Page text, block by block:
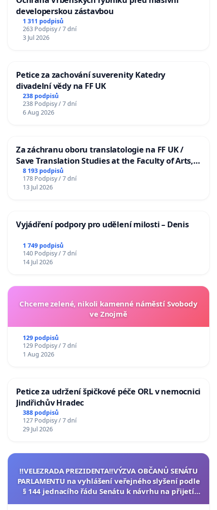
developerskou zástavbou
1 311 podpisů
263 Podpisy / 7 dní
3 Jul 2026
Petice za zachování suverenity Katedry
divadelní vědy na FF UK
238 podpisů
238 Podpisy / 7 dní
6 Aug 2026
Za záchranu oboru translatologie na FF UK /
Save Translation Studies at the Faculty of Arts,
Charles University
8 193 podpisů
178 Podpisy / 7 dní
13 Jul 2026
Vyjádření podpory pro udělení milosti – Denis
1 749 podpisů
140 Podpisy / 7 dní
14 Jul 2026
Chceme zelené, nikoli kamenné náměstí Svobody
ve Znojmě
129 podpisů
129 Podpisy / 7 dní
1 Aug 2026
Petice za udržení špičkové péče ORL v nemocnici
Jindřichův Hradec
388 podpisů
127 Podpisy / 7 dní
29 Jul 2026
‼️VELEZRADA PREZIDENTA‼️VÝZVA OBČANŮ SENÁTU
PARLAMENTU na vyhlášení veřejného slyšení podle
§ 144 jednacího řádu Senátu k návrhu na přijetí